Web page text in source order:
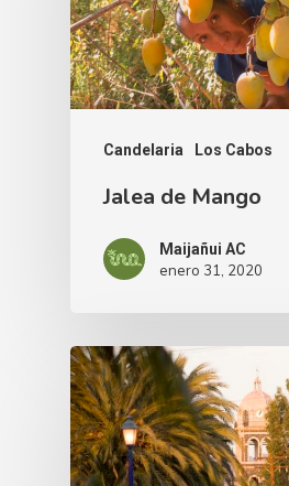
Candelaria Los Cabos
Jalea de Mango
Maijañui AC
enero 31, 2020